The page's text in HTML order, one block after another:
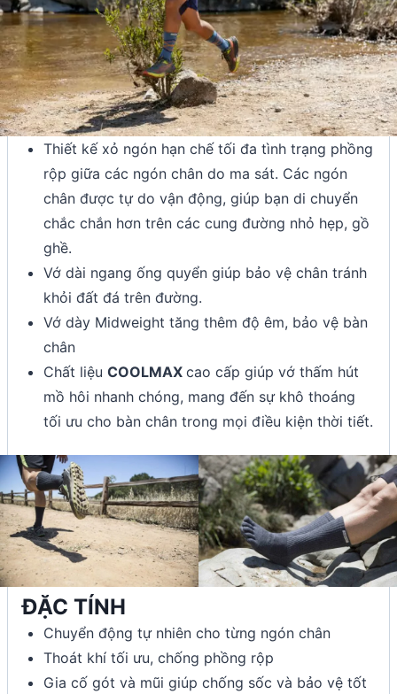
Thiết kế xỏ ngón hạn chế tối đa tình trạng phồng
rộp giữa các ngón chân do ma sát. Các ngón
chân được tự do vận động, giúp bạn di chuyển
chắc chắn hơn trên các cung đường nhỏ hẹp, gồ
ghề.
Vớ dài ngang ống quyển giúp bảo vệ chân tránh
khỏi đất đá trên đường.
Vớ dày Midweight tăng thêm độ êm, bảo vệ bàn
chân
Chất liệu COOLMAX cao cấp giúp vớ thấm hút
mồ hôi nhanh chóng, mang đến sự khô thoáng
tối ưu cho bàn chân trong mọi điều kiện thời tiết.
ĐẶC TÍNH
Chuyển động tự nhiên cho từng ngón chân
Thoát khí tối ưu, chống phồng rộp
Gia cố gót và mũi giúp chống sốc và bảo vệ tốt